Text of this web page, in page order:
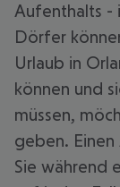
Aufenthalts -
Dörfer
Urlaub in
können und
müssen,
geben. Einen
Sie während